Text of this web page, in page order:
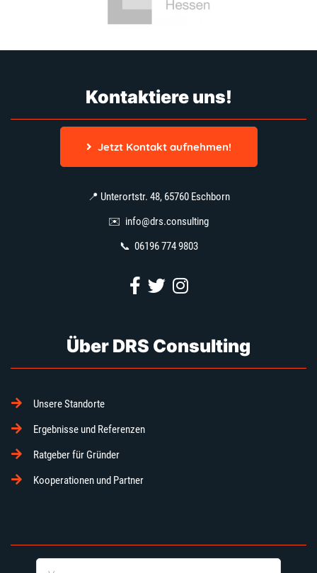
Kontaktiere uns!
Jetzt Kontakt aufnehmen!
📍 Unterortstr. 48, 65760 Eschborn
✉️ info@drs.consulting
📞 06196 774 9803
Über DRS Consulting
Unsere Standorte
Ergebnisse und Referenzen
Ratgeber für Gründer
Kooperationen und Partner